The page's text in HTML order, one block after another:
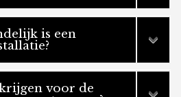
is een
voor de